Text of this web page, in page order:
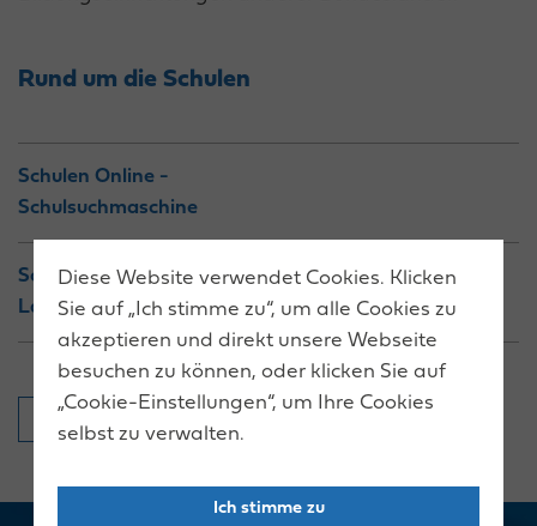
Rund um die Schulen
Schulen Online -
Schulsuchmaschine
Schulführer des
Landes OÖ
Diese Website verwendet Cookies. Klicken
Sie auf „Ich stimme zu“, um alle Cookies zu
akzeptieren und direkt unsere Webseite
besuchen zu können, oder klicken Sie auf
„Cookie-Einstellungen“, um Ihre Cookies
selbst zu verwalten.
Ich stimme zu